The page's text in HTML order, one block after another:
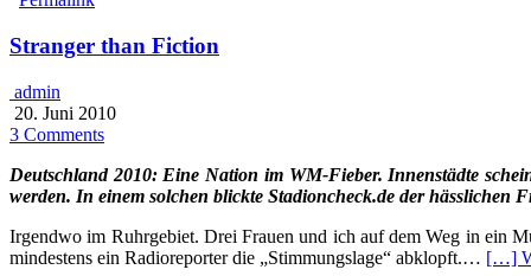
Stranger than Fiction
admin
20. Juni 2010
3 Comments
Deutschland 2010: Eine Nation im WM-Fieber. Innenstädte
werden. In einem solchen blickte Stadioncheck.de der hässlichen
Irgendwo im Ruhrgebiet. Drei Frauen und ich auf dem Weg in ein
mindestens ein Radioreporter die „Stimmungslage“ abklopft.… […]